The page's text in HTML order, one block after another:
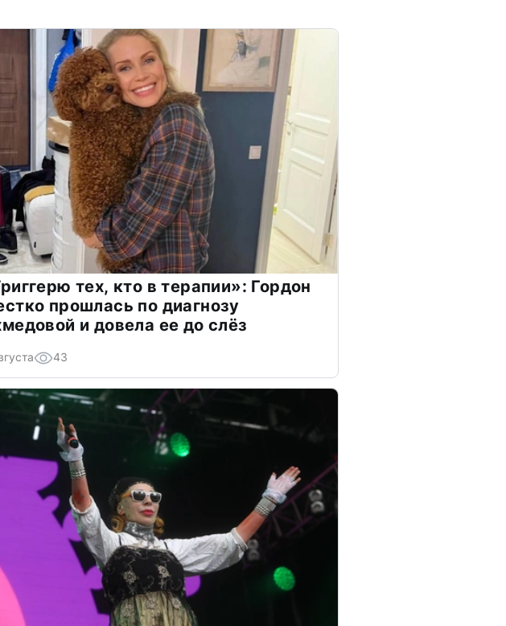
тех, кто в терапии»: Гордон
прошлась по диагнозу
и довела ее до слёз
43